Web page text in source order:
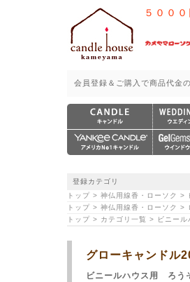
５０００
会員登録＆ご購入で商品代金
登録カテゴリ
トップ > 神仏用線香・ローソク >
トップ > 神仏用線香・ローソク >
トップ > カテゴリ一覧 > ビニール
グローキャンドル
ビニールハウス用 ろう